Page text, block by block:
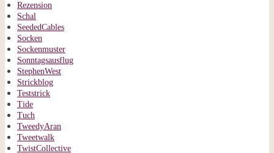
Rezension
Schal
SeededCables
Socken
Sockenmuster
Sonntagsausflug
StephenWest
Strickblog
Teststrick
Tide
Tuch
TweedyAran
Tweetwalk
TwistCollective